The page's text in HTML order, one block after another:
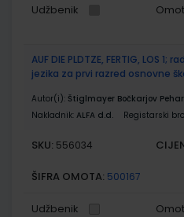
Udžbenik Omot
AUF DIE PLDTZE, FERTIG, LOS
jezika za prvi razred osnovne
Autor(i): Štiglmayer Bočkarjov
Nakladnik: ALFA d.d. Registarski
SKU: 556034
ŠIFRA OMOTA: 500167
Udžbenik Omot